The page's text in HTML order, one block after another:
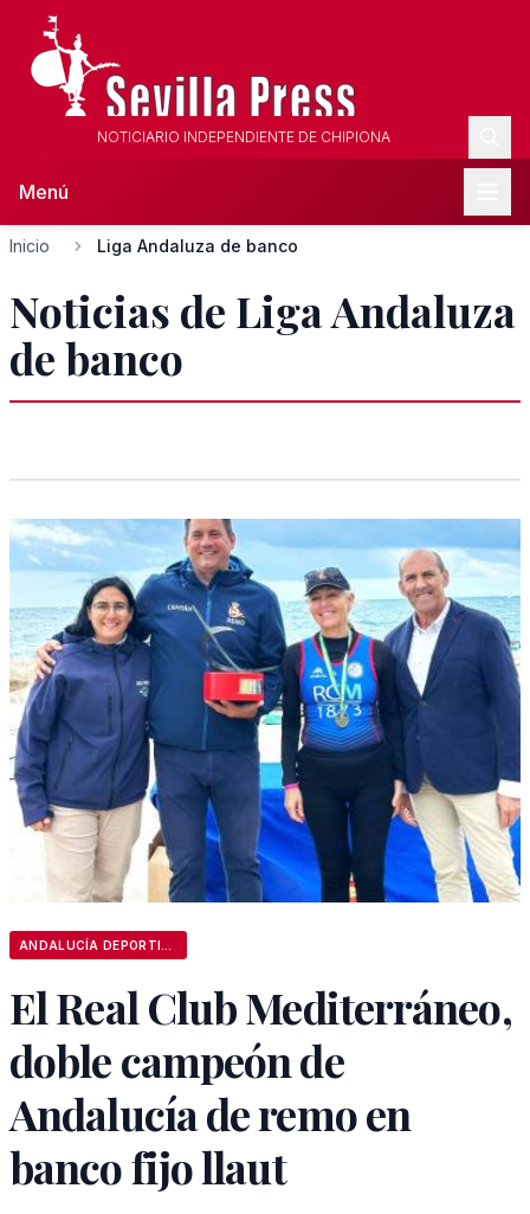
NOTICIARIO INDEPENDIENTE DE CHIPIONA
Menú
Inicio Liga Andaluza de banco
Noticias de Liga Andaluza
de banco
El Real Club Mediterráneo,
doble campeón de
Andalucía de remo en
banco fijo llaut